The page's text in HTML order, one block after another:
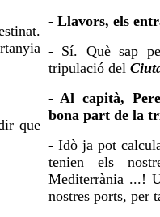
que
- Llavors, els
- Sí. Què sap
tripulació del
- Al capità,
bona part de la
- Idò ja pot
tenien els
Mediterrània ...!
nostres ports, per